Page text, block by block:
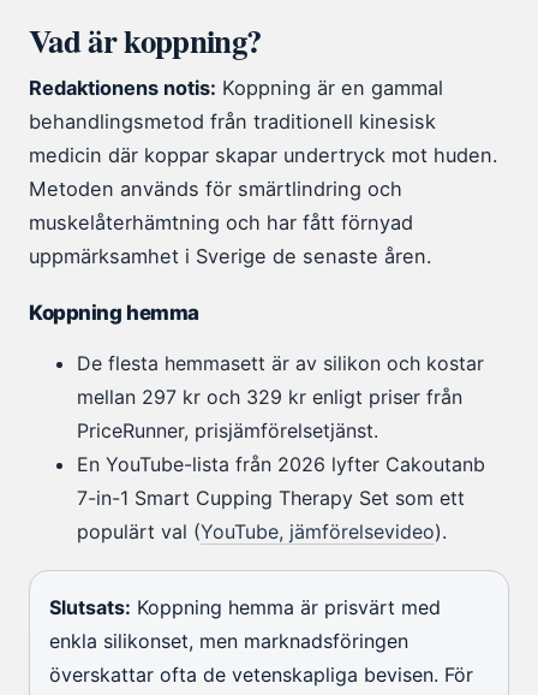
Vad är koppning?
Redaktionens notis: Koppning är en gammal
behandlingsmetod från traditionell kinesisk
medicin där koppar skapar undertryck mot huden.
Metoden används för smärtlindring och
muskelåterhämtning och har fått förnyad
uppmärksamhet i Sverige de senaste åren.
Koppning hemma
De flesta hemmasett är av silikon och kostar
mellan 297 kr och 329 kr enligt priser från
PriceRunner, prisjämförelsetjänst.
En YouTube-lista från 2026 lyfter Cakoutanb
7-in-1 Smart Cupping Therapy Set som ett
populärt val (YouTube, jämförelsevideo).
Slutsats: Koppning hemma är prisvärt med
enkla silikonset, men marknadsföringen
överskattar ofta de vetenskapliga bevisen. För